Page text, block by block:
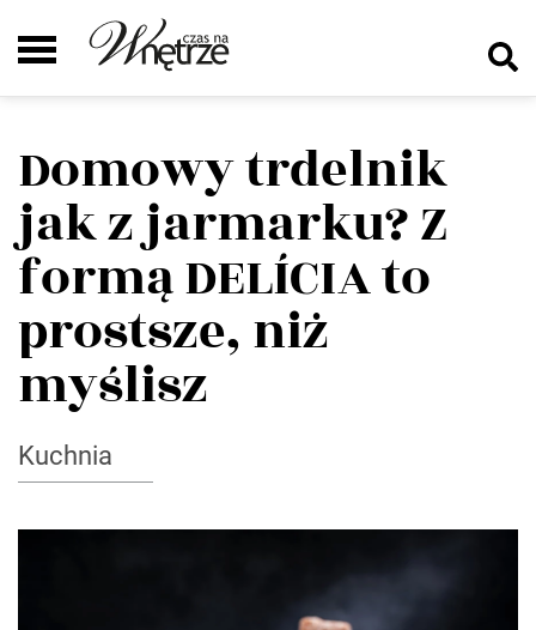
Domowy trdelnik
jak z jarmarku? Z
formą DELÍCIA to
prostsze, niż
myślisz
Kuchnia